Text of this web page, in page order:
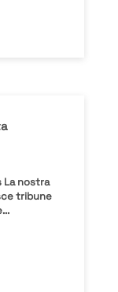
La nostra
tribune